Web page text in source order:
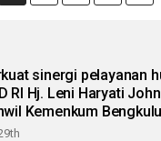
sinergi pelayanan
RI Hj. Leni Haryati
Kemenkum Bengkulu